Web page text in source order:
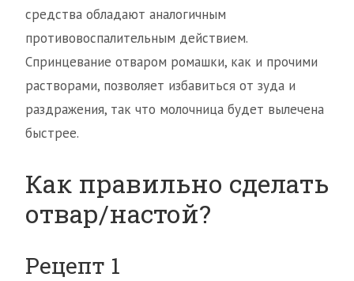
средства обладают аналогичным
противовоспалительным действием.
Спринцевание отваром ромашки, как и прочими
растворами, позволяет избавиться от зуда и
раздражения, так что молочница будет вылечена
быстрее.
Как правильно сделать
отвар/настой?
Рецепт 1